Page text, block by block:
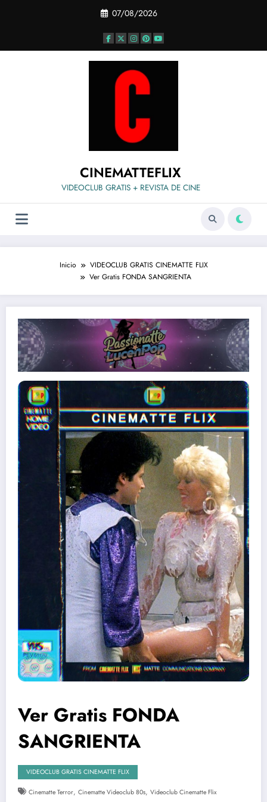
07/08/2026
CINEMATTEFLIX
VIDEOCLUB GRATIS + REVISTA DE CINE
Inicio
VIDEOCLUB GRATIS CINEMATTE FLIX
Ver Gratis FONDA SANGRIENTA
Ver Gratis FONDA
SANGRIENTA
VIDEOCLUB GRATIS CINEMATTE FLIX
Cinematte Terror, Cinematte Videoclub 80s, Videoclub Cinematte Flix